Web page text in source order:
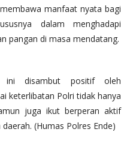
manfaat nyata bagi
dalam menghadapi
pangan di masa mendatang.
ini disambut positif oleh
keterlibatan Polri tidak hanya
juga ikut berperan aktif
(Humas Polres Ende)